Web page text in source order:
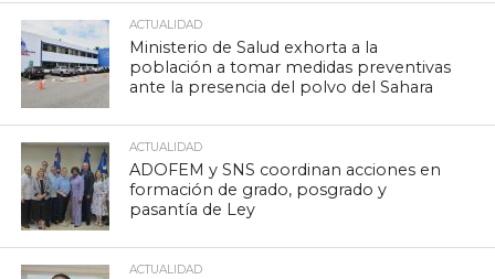
ACTUALIDAD
Ministerio de Salud exhorta a la
población a tomar medidas preventivas
ante la presencia del polvo del Sahara
ACTUALIDAD
ADOFEM y SNS coordinan acciones en
formación de grado, posgrado y
pasantía de Ley
ACTUALIDAD